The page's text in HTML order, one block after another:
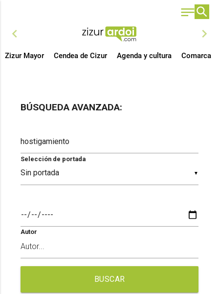
chevron_left chevron_right
Zizur Mayor Cendea de Cizur Agenda y cultura Comarca
BÚSQUEDA AVANZADA:
▼
Selección de portada
Autor
BUSCAR